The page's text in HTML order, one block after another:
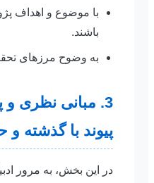
با موضوع و اهداف
باشند.
به وضوح مرزهای
3. مبانی نظری
پیوند با گذشته و
در این بخش، به مرور